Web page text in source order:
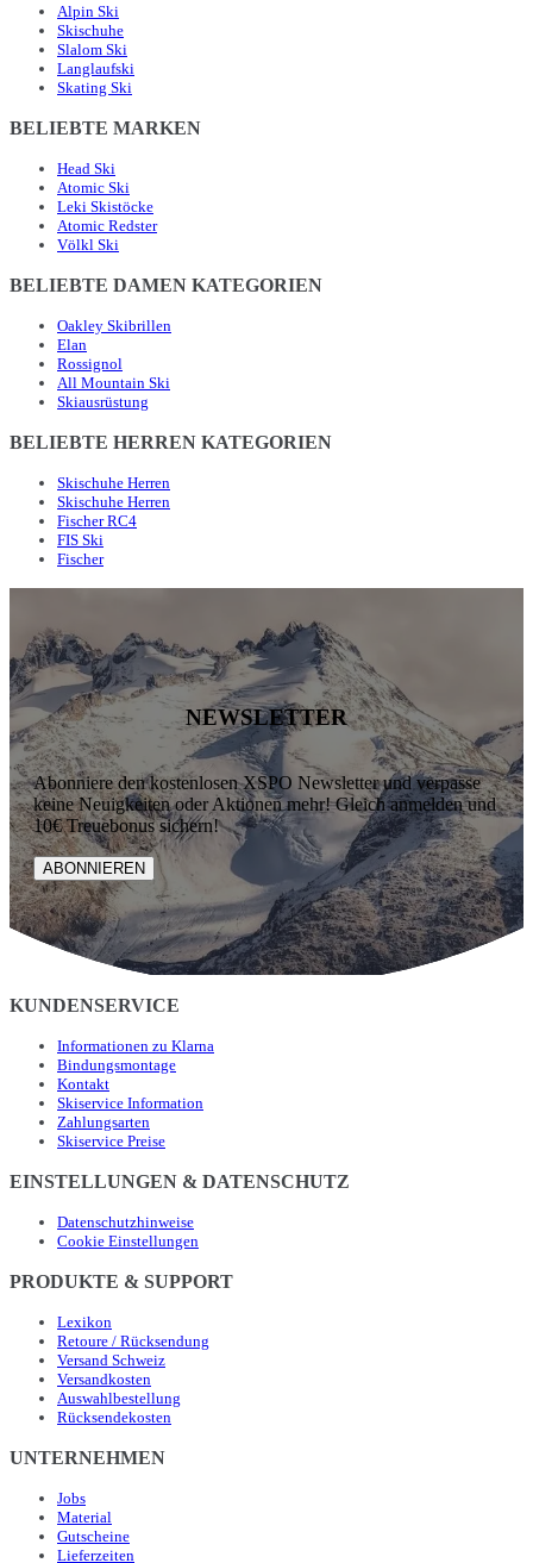
Alpin Ski
Skischuhe
Slalom Ski
Langlaufski
Skating Ski
BELIEBTE MARKEN
Head Ski
Atomic Ski
Leki Skistöcke
Atomic Redster
Völkl Ski
BELIEBTE DAMEN KATEGORIEN
Oakley Skibrillen
Elan
Rossignol
All Mountain Ski
Skiausrüstung
BELIEBTE HERREN KATEGORIEN
Skischuhe Herren
Skischuhe Herren
Fischer RC4
FIS Ski
Fischer
NEWSLETTER
Abonniere den kostenlosen XSPO Newsletter und verpasse
keine Neuigkeiten oder Aktionen mehr! Gleich anmelden und
10€ Treuebonus sichern!
ABONNIEREN
KUNDENSERVICE
Informationen zu Klarna
Bindungsmontage
Kontakt
Skiservice Information
Zahlungsarten
Skiservice Preise
EINSTELLUNGEN & DATENSCHUTZ
Datenschutzhinweise
Cookie Einstellungen
PRODUKTE & SUPPORT
Lexikon
Retoure / Rücksendung
Versand Schweiz
Versandkosten
Auswahlbestellung
Rücksendekosten
UNTERNEHMEN
Jobs
Material
Gutscheine
Lieferzeiten